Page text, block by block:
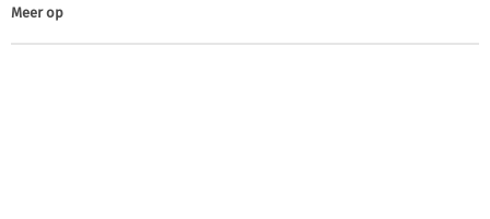
Meer op